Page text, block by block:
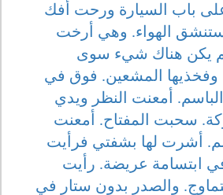
باب السيارة ورحت أفك
الهواء. وهي أرخت
يكن هناك شيء سوى
وفخذيها المشعين. فوق في
الباسم. أمعنت النظر ويدي
سحبت المفتاح. أمعنت
أشرت لها بشفتي فرأيت
في ابتسامة عريضة. رأيت
والصدر بدون ستار في